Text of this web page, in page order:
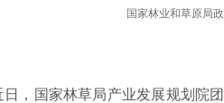
国家林业和草原局政
日，国家林草局产业发展规划院